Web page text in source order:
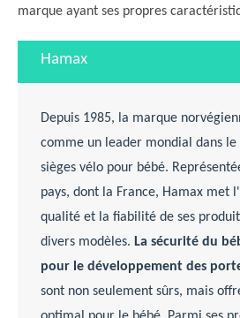
marque ayant ses propres
Hamax
Depuis 1985, la marque
comme un leader mondial dans
sièges vélo pour bébé.
pays, dont la France, Hamax met
qualité et la fiabilité de ses
divers modèles. La sécurité du
pour le développement des
sont non seulement sûrs, mais